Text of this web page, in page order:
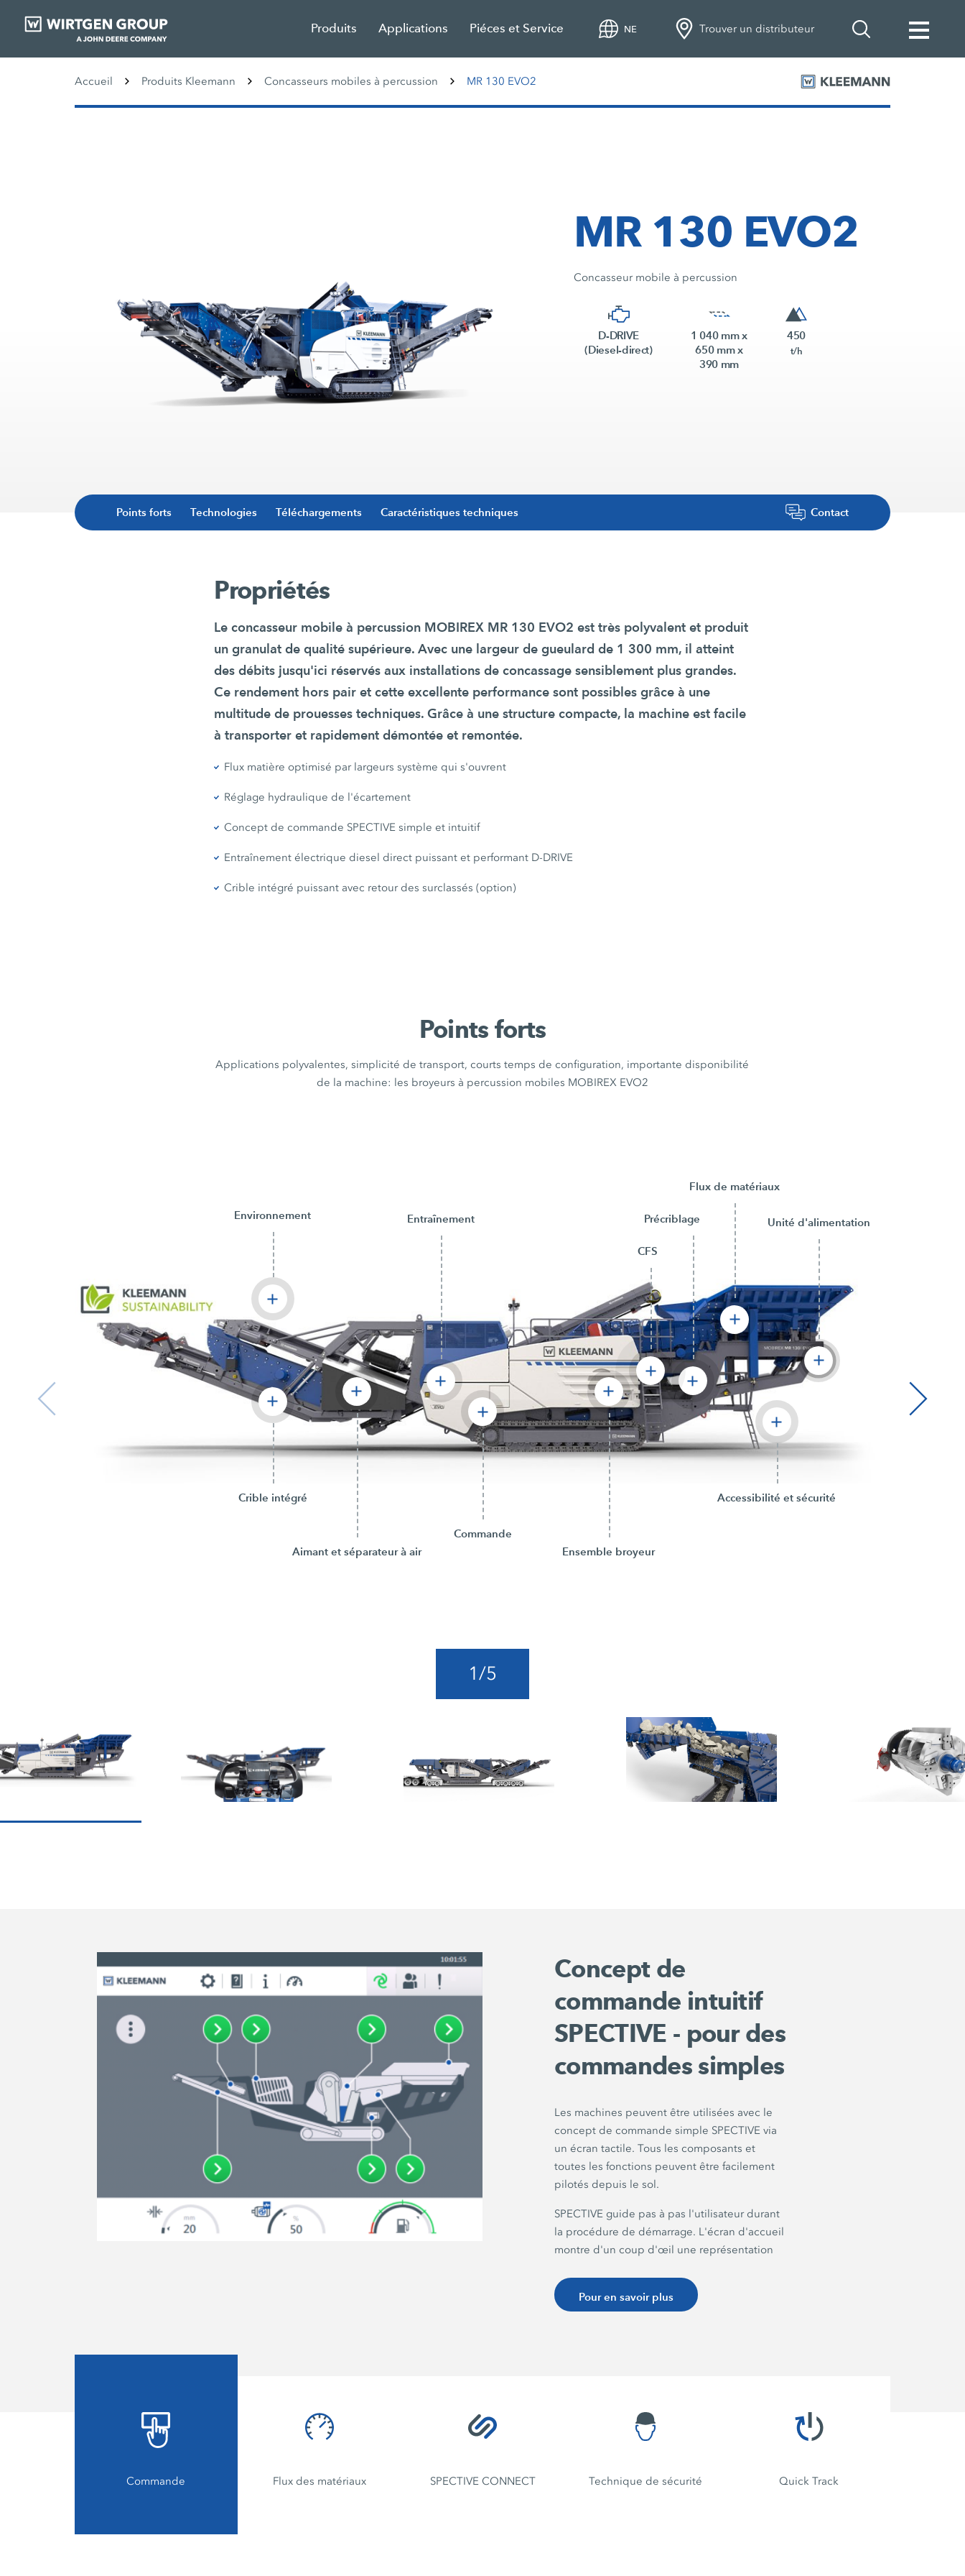
Produits Applications Piéces et Service NE Trouver un distributeur
Accueil Produits Kleemann Concasseurs mobiles à percussion MR 130 EVO2
MR 130 EVO2
Concasseur mobile à percussion
D-DRIVE
(Diesel-direct)
1 040 mm x
650 mm x
390 mm
450
t/h
Points forts Technologies Téléchargements Caractéristiques techniques Contact
Propriétés
Le concasseur mobile à percussion MOBIREX MR 130 EVO2 est très polyvalent et produit
un granulat de qualité supérieure. Avec une largeur de gueulard de 1 300 mm, il atteint
des débits jusqu'ici réservés aux installations de concassage sensiblement plus grandes.
Ce rendement hors pair et cette excellente performance sont possibles grâce à une
multitude de prouesses techniques. Grâce à une structure compacte, la machine est facile
à transporter et rapidement démontée et remontée.
Flux matière optimisé par largeurs système qui s'ouvrent
Réglage hydraulique de l'écartement
Concept de commande SPECTIVE simple et intuitif
Entraînement électrique diesel direct puissant et performant D-DRIVE
Crible intégré puissant avec retour des surclassés (option)
Points forts
Applications polyvalentes, simplicité de transport, courts temps de configuration, importante disponibilité
de la machine: les broyeurs à percussion mobiles MOBIREX EVO2
Unité d'alimentation
Précriblage
CFS
Ensemble broyeur
Entraînement
Commande
Crible intégré
Flux de matériaux
Accessibilité et sécurité
Environnement
Aimant et séparateur à air
1/5
Concept de
commande intuitif
SPECTIVE - pour des
commandes simples
Les machines peuvent être utilisées avec le
concept de commande simple SPECTIVE via
un écran tactile. Tous les composants et
toutes les fonctions peuvent être facilement
pilotés depuis le sol.
SPECTIVE guide pas à pas l'utilisateur durant
la procédure de démarrage. L'écran d'accueil
montre d'un coup d'œil une représentation
les fonctions paramétrables. Lors de la
sélection de la fonction souhaitée, des
pour le dépannage, les temps
d'immobilisation sont réduits. L'écran tactile
contraste importants. Il réagit au contact des
Pour en savoir plus
Commande Flux des matériaux SPECTIVE CONNECT Technique de sécurité Quick Track